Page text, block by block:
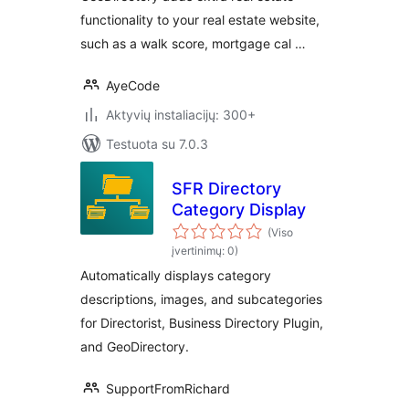
functionality to your real estate website,
such as a walk score, mortgage cal …
AyeCode
Aktyvių instaliacijų: 300+
Testuota su 7.0.3
SFR Directory
Category Display
(Viso
įvertinimų: 0)
Automatically displays category
descriptions, images, and subcategories
for Directorist, Business Directory Plugin,
and GeoDirectory.
SupportFromRichard